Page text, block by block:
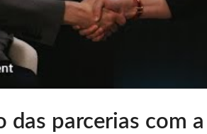
das parcerias com